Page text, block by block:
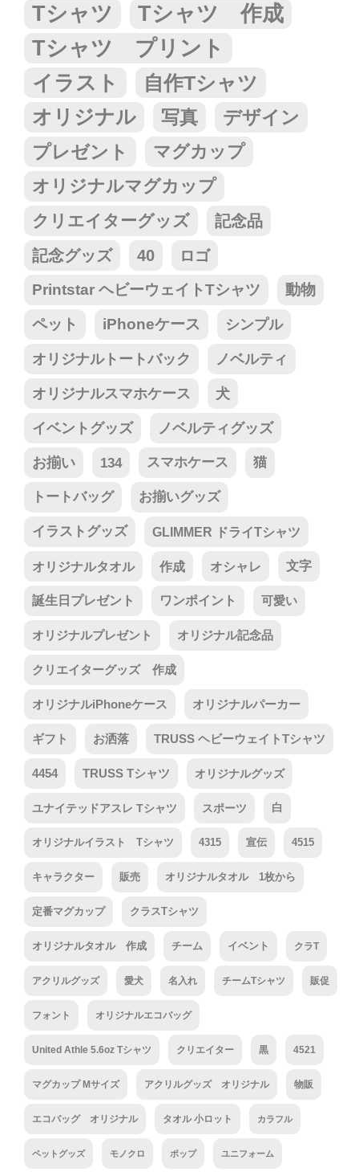
Tシャツ
Tシャツ 作成
Tシャツ プリント
イラスト 自作Tシャツ
オリジナル 写真
デザイン
プレゼント
マグカップ
オリジナルマグカップ
クリエイターグッズ
記念品
記念グッズ
40 ロゴ
Printstar ヘビーウェイトTシャツ 動物
ペット iPhoneケース シンプル
オリジナルトートバック ノベルティ
オリジナルスマホケース 犬
イベントグッズ ノベルティグッズ
お揃い 134 スマホケース 猫
トートバッグ お揃いグッズ
イラストグッズ GLIMMER ドライTシャツ
オリジナルタオル 作成 オシャレ 文字
誕生日プレゼント ワンポイント 可愛い
オリジナルプレゼント オリジナル記念品
クリエイターグッズ 作成
オリジナルiPhoneケース オリジナルパーカー
ギフト お洒落 TRUSS ヘビーウェイトTシャツ
4454 TRUSS Tシャツ オリジナルグッズ
ユナイテッドアスレ Tシャツ スポーツ 白
オリジナルイラスト Tシャツ 4315 宣伝 4515
キャラクター 販売 オリジナルタオル 1枚から
定番マグカップ クラスTシャツ
オリジナルタオル 作成 チーム イベント クラT
アクリルグッズ 愛犬 名入れ チームTシャツ 販促
フォント オリジナルエコバッグ
United Athle 5.6oz Tシャツ クリエイター 黒 4521
マグカップ Mサイズ アクリルグッズ オリジナル 物販
エコバッグ オリジナル タオル 小ロット カラフル
ペットグッズ モノクロ ポップ ユニフォーム